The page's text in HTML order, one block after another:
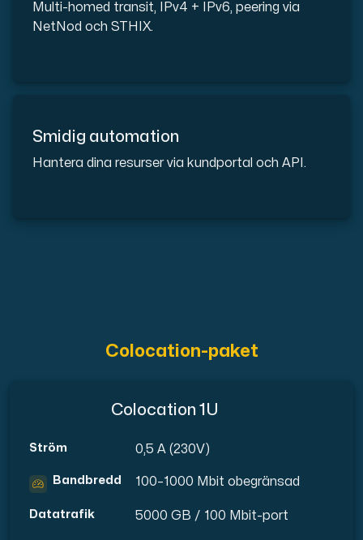
Colocation finns i två datacenter: Hudiksvall och
Internet Exchange
En enkel lösning för att hantera dina domäner och
Nätverksverktyg
Multi-homed transit, IPv4 + IPv6, peering via
NetNod och STHIX.
Smidig automation
Hantera dina resurser via kundportal och API.
Colocation-paket
Colocation 1U
Ström 0,5 A (230V)
Bandbredd 100–1000 Mbit obegränsad
Datatrafik 5000 GB / 100 Mbit-port